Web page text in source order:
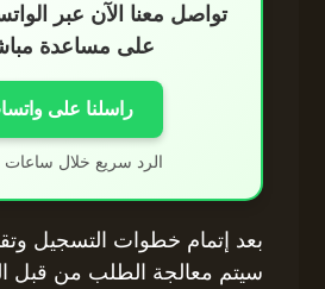
تواصل معنا الآن عبر
على مساعدة
راسلنا على
الرد سريع خلال ساعات
بعد إتمام خطوات التسجيل
سيتم معالجة الطلب من قبل